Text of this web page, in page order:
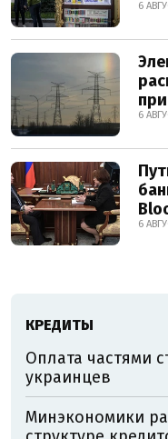
6
6
6
КРЕДИТЫ
Оплата частями
украинцев
Минэкономики